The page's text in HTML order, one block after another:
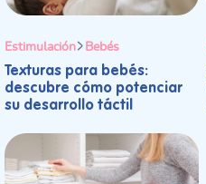
Estimulación Bebés
Texturas para bebés:
descubre cómo potenciar
su desarrollo táctil